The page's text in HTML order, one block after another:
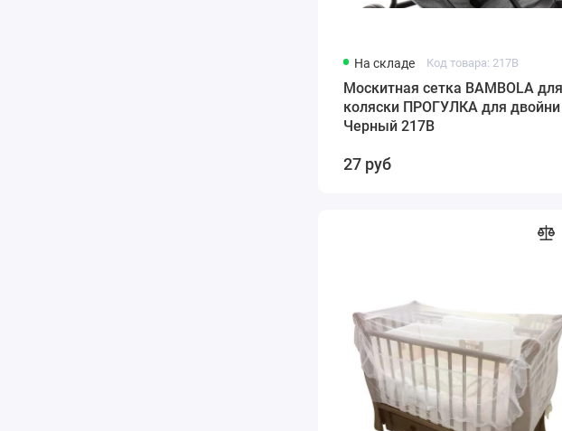
На складе Код товара: 217В
Москитная сетка BAMBOLA для
коляски ПРОГУЛКА для двойни
Черный 217В
27 руб